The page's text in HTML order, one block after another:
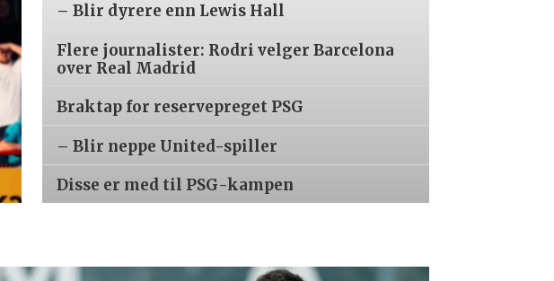
– Blir dyrere enn Lewis Hall
Flere journalister: Rodri velger Barcelona
over Real Madrid
Braktap for reservepreget PSG
– Blir neppe United-spiller
Disse er med til PSG-kampen